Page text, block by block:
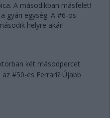
A másodikban másfelet!
gyári egység. A #6-os
helyre akár!
két másodpercet
#50-es Ferrari? Újabb